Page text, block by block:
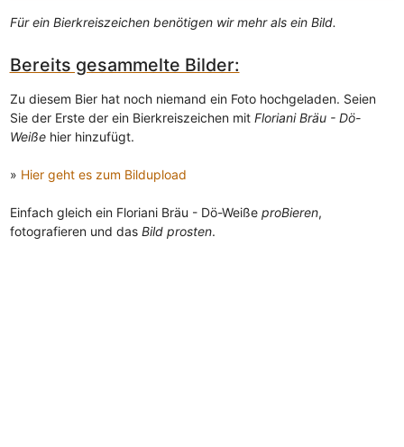
Für ein Bierkreiszeichen benötigen wir mehr als ein Bild.
Bereits gesammelte Bilder:
Zu diesem Bier hat noch niemand ein Foto hochgeladen. Seien
Sie der Erste der ein Bierkreiszeichen mit Floriani Bräu - Dö-
Weißehier hinzufügt.
» Hier geht es zum Bildupload
Einfach gleich ein Floriani Bräu - Dö-Weiße proBieren,
fotografieren und das Bild prosten.